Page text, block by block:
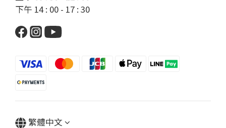
下午 14 : 00 - 17 : 30
繁體中文